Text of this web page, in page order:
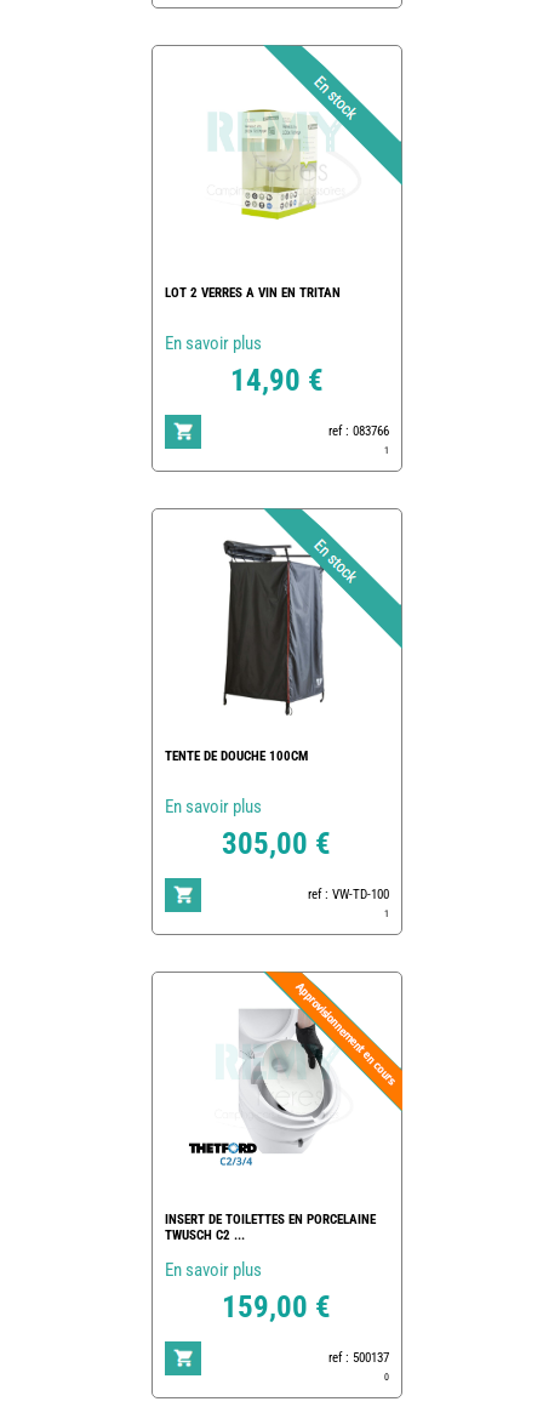
LOT 2 VERRES A VIN EN TRITAN
En savoir plus
14,90 €
ref : 083766
1
TENTE DE DOUCHE 100CM
En savoir plus
305,00 €
ref : VW-TD-100
1
INSERT DE TOILETTES EN PORCELAINE
TWUSCH C2 ...
En savoir plus
159,00 €
ref : 500137
0